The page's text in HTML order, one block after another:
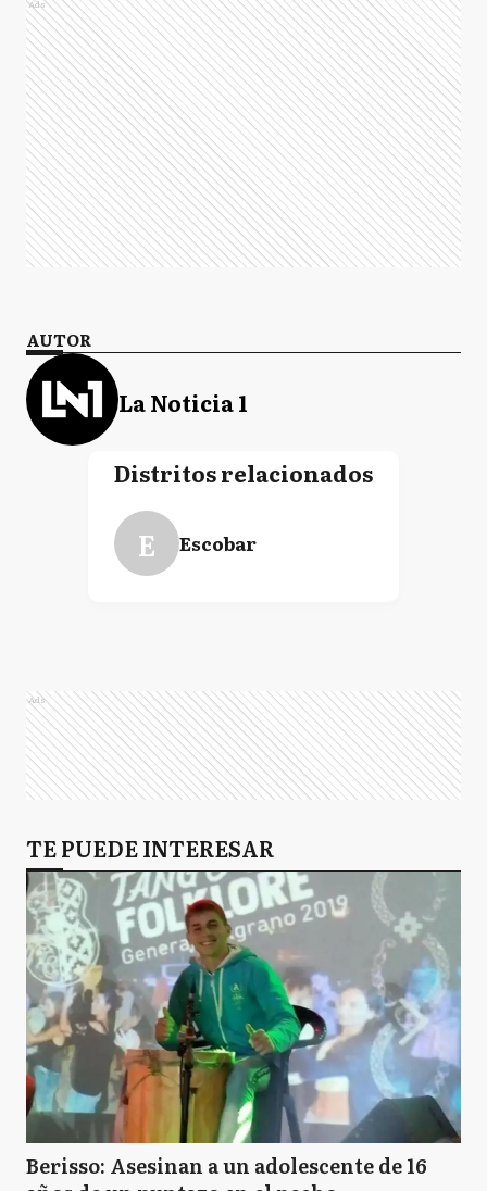
Ads
AUTOR
La Noticia 1
Distritos relacionados
E Escobar
Ads
TE PUEDE INTERESAR
Berisso: Asesinan a un adolescente de 16